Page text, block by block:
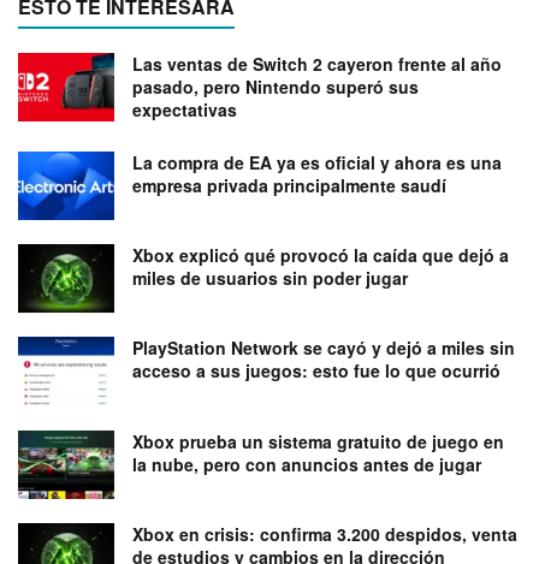
ESTO TE INTERESARÁ
Las ventas de Switch 2 cayeron frente al año
pasado, pero Nintendo superó sus
expectativas
La compra de EA ya es oficial y ahora es una
empresa privada principalmente saudí
Xbox explicó qué provocó la caída que dejó a
miles de usuarios sin poder jugar
PlayStation Network se cayó y dejó a miles sin
acceso a sus juegos: esto fue lo que ocurrió
Xbox prueba un sistema gratuito de juego en
la nube, pero con anuncios antes de jugar
Xbox en crisis: confirma 3.200 despidos, venta
de estudios y cambios en la dirección